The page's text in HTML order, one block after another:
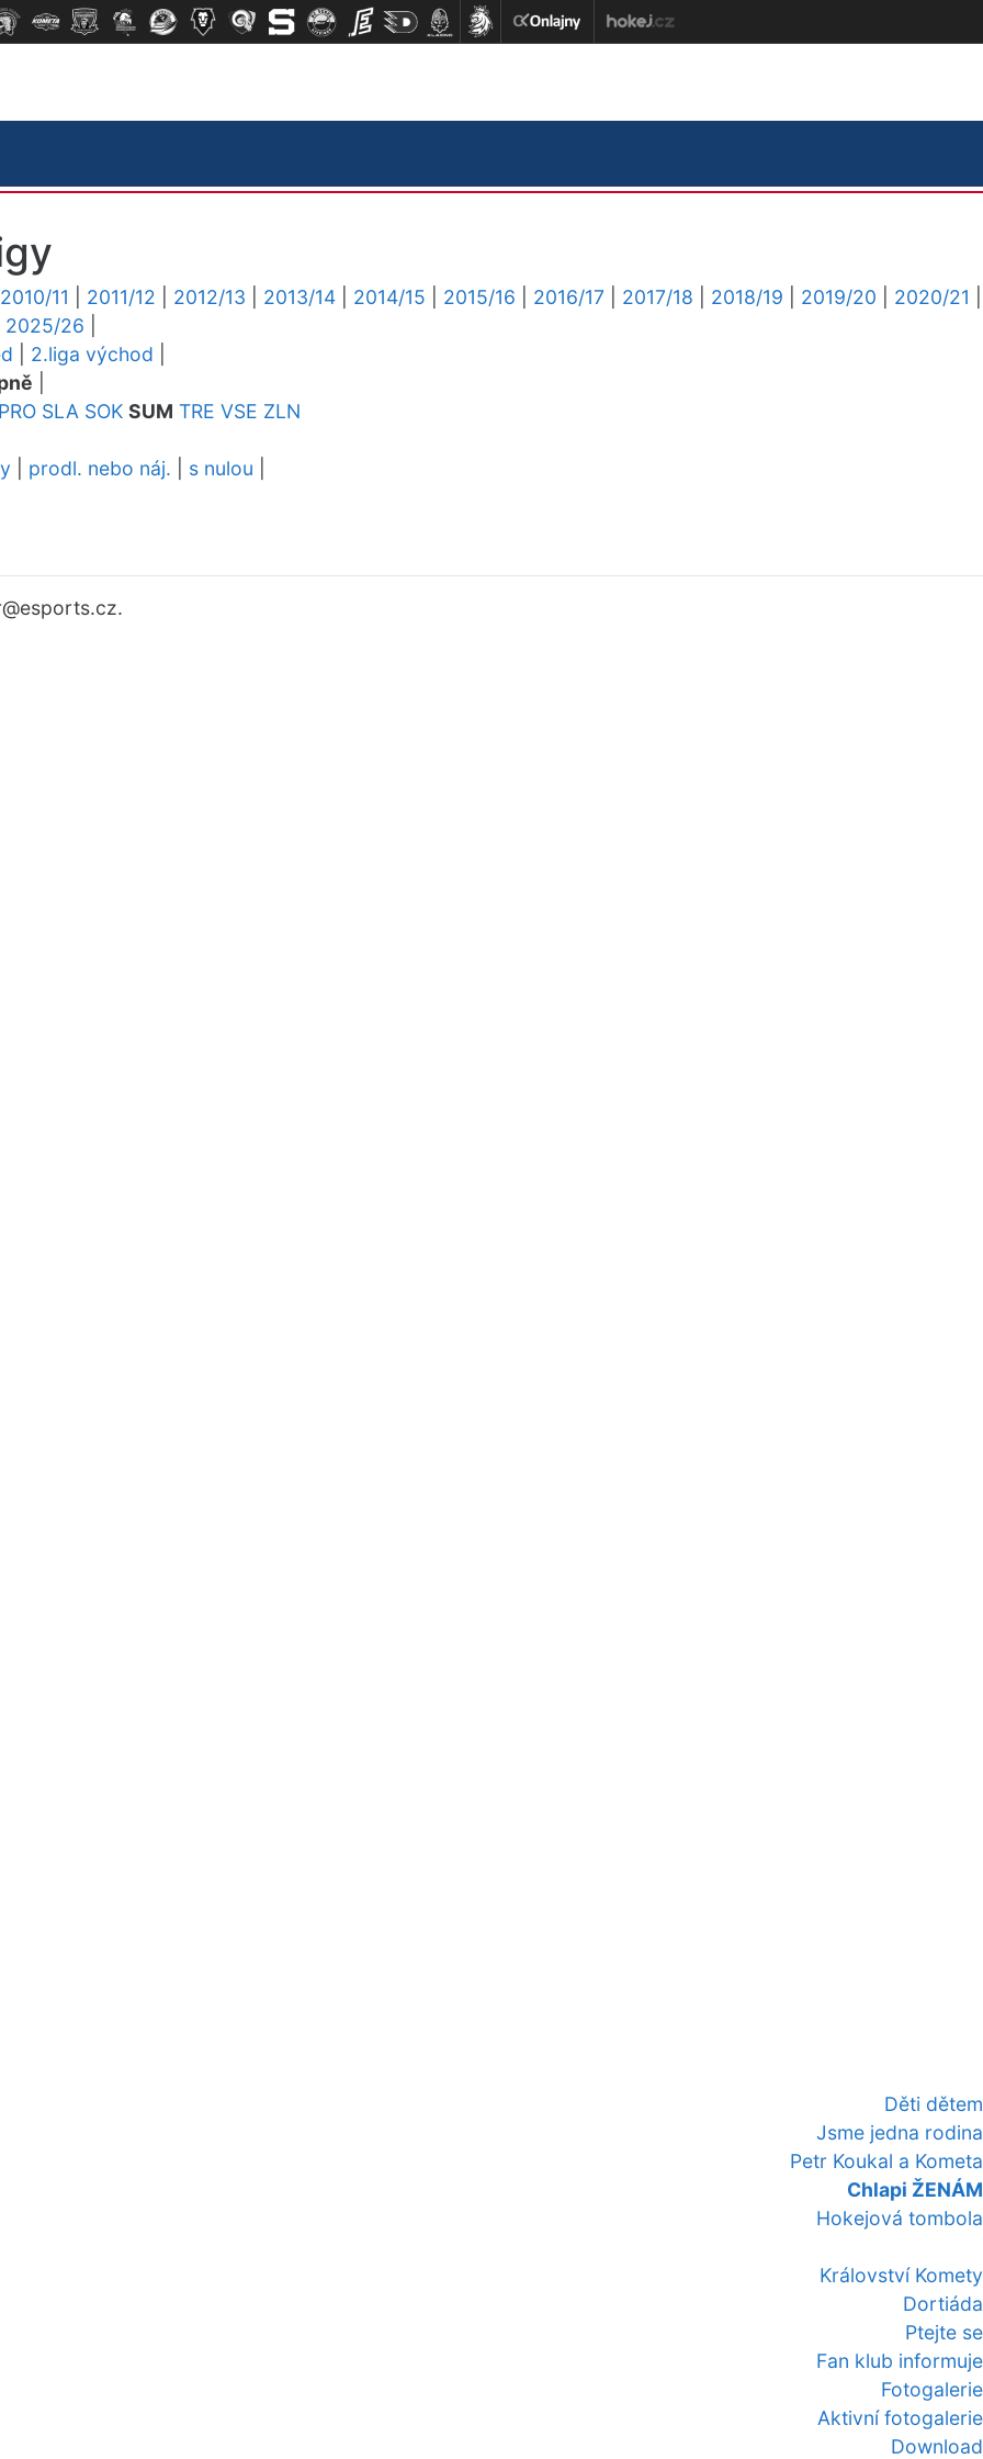
Děti dětem
Jsme jedna rodina
Petr Koukal a Kometa
Chlapi ŽENÁM
Hokejová tombola
Království Komety
Dortiáda
Ptejte se
Fan klub informuje
Fotogalerie
Aktivní fotogalerie
Download
2010/11 2011/12 2012/13 2013/14 2014/15 2015/16 2016/17 2017/18 2018/19 2019/20 2020/21
2025/26
2.liga východ
PRO SLA SOK SUM TRE VSE ZLN
prodl. nebo náj. s nulou
@esports.cz.